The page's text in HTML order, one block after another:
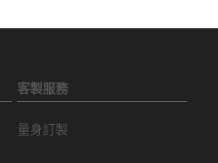
客製服務
量身訂製